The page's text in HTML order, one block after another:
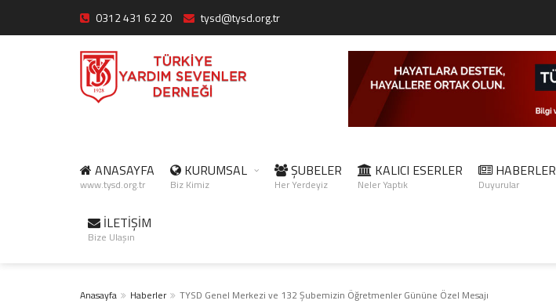
0312 431 62 20 tysd@tysd.org.tr
ANASAYFA
www.tysd.org.tr
KURUMSAL
Biz Kimiz
ŞUBELER
Her Yerdeyiz
KALICI ESERLER
Neler Yaptık
HABERLER
Duyurular
İLETİŞİM
Bize Ulaşın
Anasayfa Haberler TYSD Genel Merkezi ve 132 Şubemizin Öğretmenler Gününe Özel Mesajı